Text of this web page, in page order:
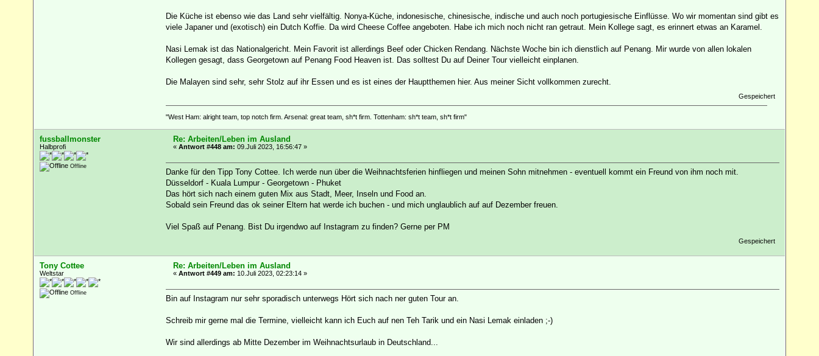
Die Küche ist ebenso wie das Land sehr vielfältig. Nonya-Küche, indonesische, chinesische, indische und auch noch portugiesische Einflüsse. Wo wir momentan sind gibt es
viele Japaner und (exotisch) ein Dutch Koffie. Da wird Cheese Coffee angeboten. Habe ich mich noch nicht ran getraut. Mein Kollege sagt, es erinnert etwas an Karamel.
Nasi Lemak ist das Nationalgericht. Mein Favorit ist allerdings Beef oder Chicken Rendang. Nächste Woche bin ich dienstlich auf Penang. Mir wurde von allen lokalen
Kollegen gesagt, dass Georgetown auf Penang Food Heaven ist. Das solltest Du auf Deiner Tour vielleicht einplanen.
Die Malayen sind sehr, sehr Stolz auf ihr Essen und es ist eines der Hauptthemen hier. Aus meiner Sicht vollkommen zurecht.
Gespeichert
"West Ham: alright team, top notch firm. Arsenal: great team, sh*t firm. Tottenham: sh*t team, sh*t firm"
fussballmonster
Halbprofi
Offline
Re: Arbeiten/Leben im Ausland
« Antwort #448 am: 09.Juli 2023, 16:56:47 »
Danke für den Tipp Tony Cottee. Ich werde nun über die Weihnachtsferien hinfliegen und meinen Sohn mitnehmen - eventuell kommt ein Freund von ihm noch mit.
Düsseldorf - Kuala Lumpur - Georgetown - Phuket
Das hört sich nach einem guten Mix aus Stadt, Meer, Inseln und Food an.
Sobald sein Freund das ok seiner Eltern hat werde ich buchen - und mich unglaublich auf auf Dezember freuen.
Viel Spaß auf Penang. Bist Du irgendwo auf Instagram zu finden? Gerne per PM
Gespeichert
Tony Cottee
Weltstar
Offline
Re: Arbeiten/Leben im Ausland
« Antwort #449 am: 10.Juli 2023, 02:23:14 »
Bin auf Instagram nur sehr sporadisch unterwegs Hört sich nach ner guten Tour an.
Schreib mir gerne mal die Termine, vielleicht kann ich Euch auf nen Teh Tarik und ein Nasi Lemak einladen ;-)
Wir sind allerdings ab Mitte Dezember im Weihnachtsurlaub in Deutschland...